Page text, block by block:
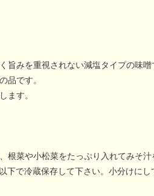
旨みを重視されない減塩タイプの味
品です。
ます。
根菜や小松菜をたっぷり入れてみそ汁
で冷蔵保存して下さい。小分けにし